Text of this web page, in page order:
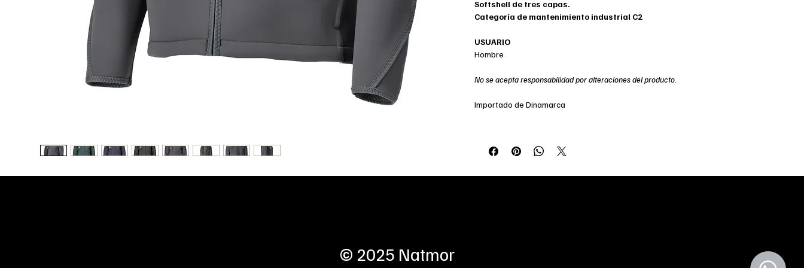
Softshell de tres capas.
Categoría de mantenimiento industrial C2
USUARIO
Hombre
No se acepta responsabilidad por alteraciones del producto.
Importado de Dinamarca
© 2025 Natmor